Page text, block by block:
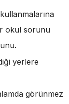
okul sorunu
yerlere
görünmez